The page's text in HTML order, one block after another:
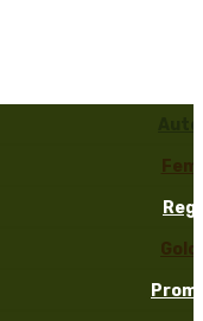
Fem
Reg
Gold